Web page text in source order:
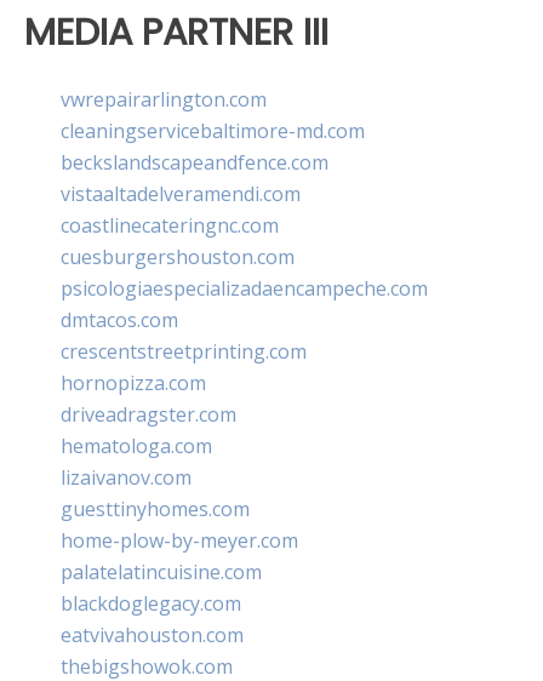
MEDIA PARTNER III
vwrepairarlington.com
cleaningservicebaltimore-md.com
beckslandscapeandfence.com
vistaaltadelveramendi.com
coastlinecateringnc.com
cuesburgershouston.com
psicologiaespecializadaencampeche.com
dmtacos.com
crescentstreetprinting.com
hornopizza.com
driveadragster.com
hematologa.com
lizaivanov.com
guesttinyhomes.com
home-plow-by-meyer.com
palatelatincuisine.com
blackdoglegacy.com
eatvivahouston.com
thebigshowok.com